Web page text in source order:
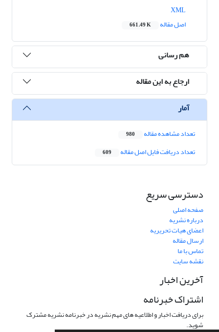
اصل مقاله
661.49 K
هم رسانی
ارجاع به این مقاله
آمار
تعداد مشاهده مقاله 980
تعداد دریافت فایل اصل مقاله 609
دسترسی سریع
صفحه اصلی
درباره نشریه
اعضای هیات تحریریه
ارسال مقاله
تماس با ما
نقشه سایت
آخرین اخبار
اشتراک خبرنامه
برای دریافت اخبار و اطلاعیه های مهم نشریه در خبرنامه نشریه مشترک
شوید.